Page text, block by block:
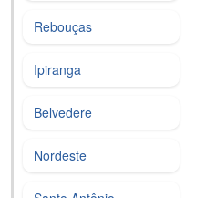
Rebouças
Ipiranga
Belvedere
Nordeste